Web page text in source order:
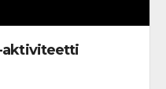
aktiviteetti